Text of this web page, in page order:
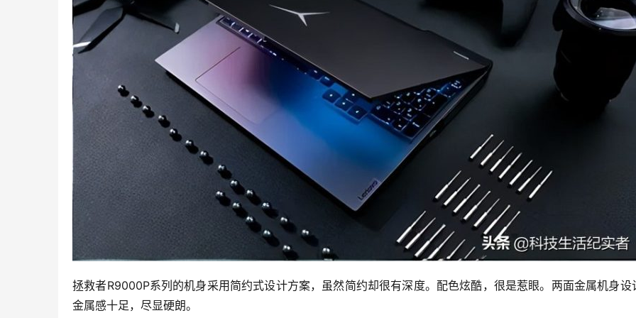
拯救者R9000P系列的机身采用简约式设计方案，虽然简约却很有深度。配色炫酷，很是惹眼。两面金属机身设
金属感十足，尽显硬朗。